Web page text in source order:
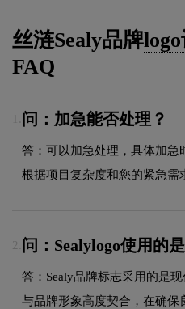
丝涟Sealy品牌
FAQ
问：加急能否处理？
答：可以加急处理，具体加
根据项目复杂度和您的紧急需
2. 问：Sealylogo使用的
答：Sealy品牌标志采用的是
与品牌形象高度契合，在确保